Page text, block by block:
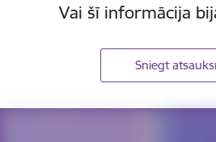
Vai šī informācija
Sniegt